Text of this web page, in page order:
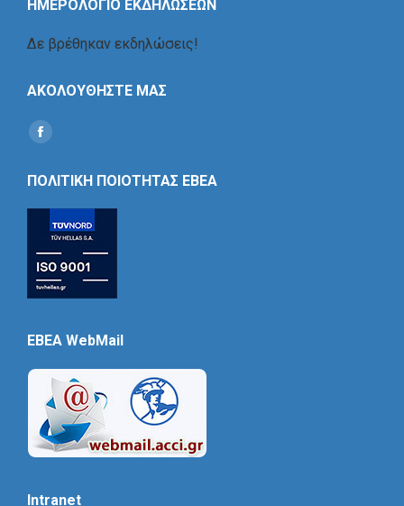
ΗΜΕΡΟΛΟΓΙΟ ΕΚΔΗΛΩΣΕΩΝ
Δε βρέθηκαν εκδηλώσεις!
ΑΚΟΛΟΥΘΗΣΤΕ ΜΑΣ
Find us on:
Social
ΠΟΛΙΤΙΚΗ ΠΟΙΟΤΗΤΑΣ ΕΒΕΑ
EBEA WebMail
Intranet